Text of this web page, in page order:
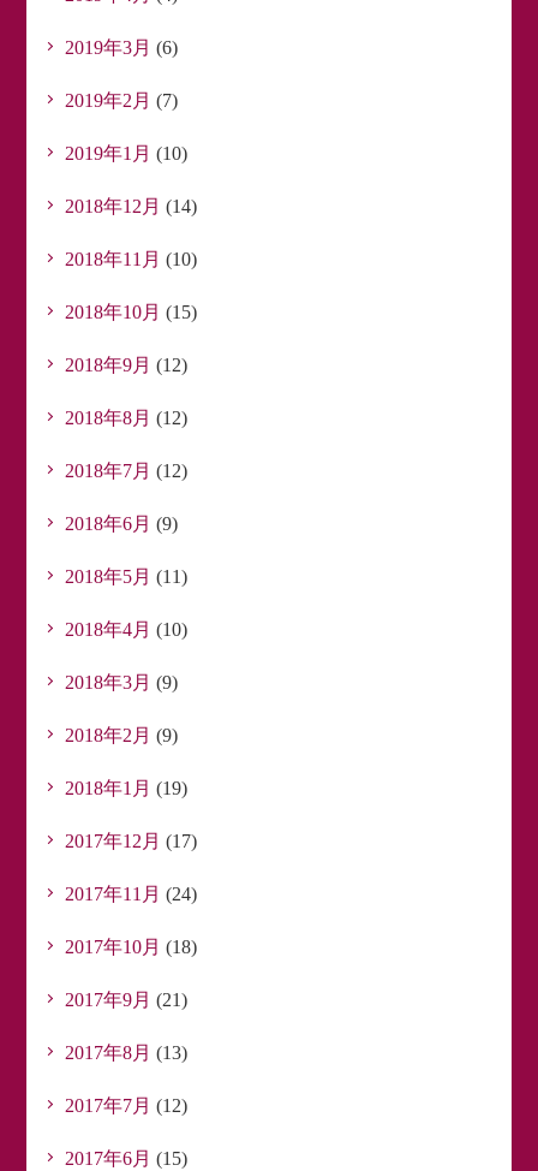
2019年3月 (6)
2019年2月 (7)
2019年1月 (10)
2018年12月 (14)
2018年11月 (10)
2018年10月 (15)
2018年9月 (12)
2018年8月 (12)
2018年7月 (12)
2018年6月 (9)
2018年5月 (11)
2018年4月 (10)
2018年3月 (9)
2018年2月 (9)
2018年1月 (19)
2017年12月 (17)
2017年11月 (24)
2017年10月 (18)
2017年9月 (21)
2017年8月 (13)
2017年7月 (12)
2017年6月 (15)